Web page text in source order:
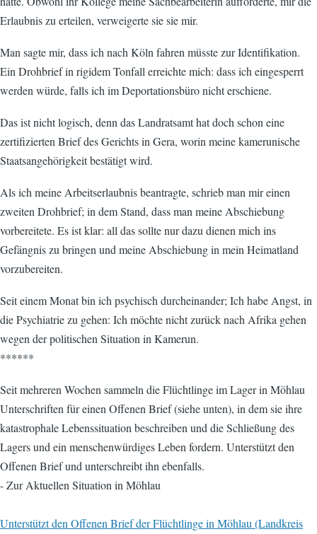
Erlaubnis zu erteilen, verweigerte sie sie mir.
Man sagte mir, dass ich nach Köln fahren müsste zur Identifikation.
Ein Drohbrief in rigidem Tonfall erreichte mich: dass ich eingesperrt
werden würde, falls ich im Deportationsbüro nicht erschiene.
Das ist nicht logisch, denn das Landratsamt hat doch schon eine
zertifizierten Brief des Gerichts in Gera, worin meine kamerunische
Staatsangehörigkeit bestätigt wird.
Als ich meine Arbeitserlaubnis beantragte, schrieb man mir einen
zweiten Drohbrief; in dem Stand, dass man meine Abschiebung
vorbereitete. Es ist klar: all das sollte nur dazu dienen mich ins
Gefängnis zu bringen und meine Abschiebung in mein Heimatland
vorzubereiten.
Seit einem Monat bin ich psychisch durcheinander; Ich habe Angst, in
die Psychiatrie zu gehen: Ich möchte nicht zurück nach Afrika gehen
wegen der politischen Situation in Kamerun.
******
Seit mehreren Wochen sammeln die Flüchtlinge im Lager in Möhlau
Unterschriften für einen Offenen Brief (siehe unten), in dem sie ihre
katastrophale Lebenssituation beschreiben und die Schließung des
Lagers und ein menschenwürdiges Leben fordern. Unterstützt den
Offenen Brief und unterschreibt ihn ebenfalls.
- Zur Aktuellen Situation in Möhlau
Unterstützt den Offenen Brief der Flüchtlinge in Möhlau (Landkreis